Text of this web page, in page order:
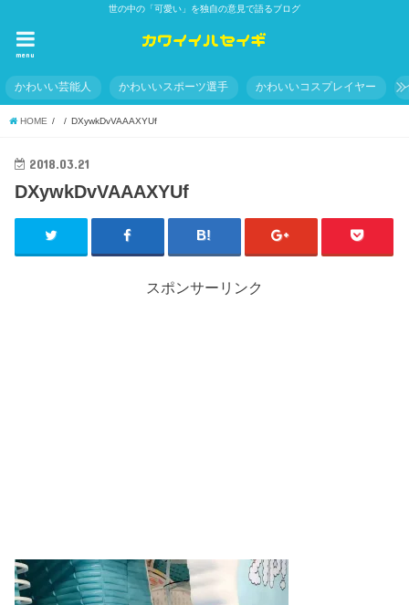
世の中の「可愛い」を独自の意見で語るブログ
menu
かわいい芸能人 かわいいスポーツ選手 かわいいコスプレイヤー
HOME DXywkDvVAAAXYUf
2018.03.21
DXywkDvVAAAXYUf
スポンサーリンク